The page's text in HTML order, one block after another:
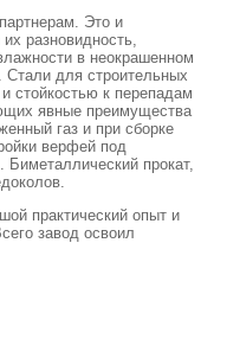
Это и
разновидность,
в неокрашенном
Стали для строительных
стойкостью к перепадам
явные преимущества
газ и при сборке
верфей под
Биметаллический прокат,
практический опыт и
завод освоил